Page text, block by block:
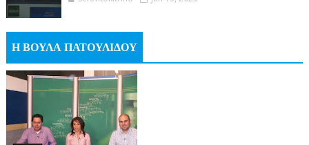
Η ΒΟΥΛΑ ΠΑΤΟΥΛΙΔΟΥ